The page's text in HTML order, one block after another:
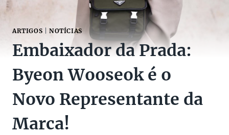
ARTIGOS NOTÍCIAS
Embaixador da Prada:
Byeon Wooseok é o
Novo Representante da
Marca!